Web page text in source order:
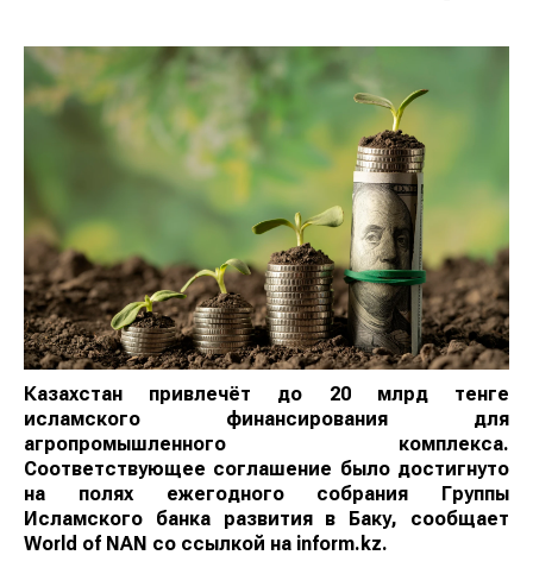
Казахстан привлечёт до 20 млрд тенге
исламского финансирования для
агропромышленного комплекса.
Соответствующее соглашение было достигнуто
на полях ежегодного собрания Группы
Исламского банка развития в Баку, сообщает
World of NAN со ссылкой на inform.kz.